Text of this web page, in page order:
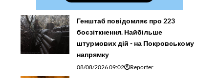
Генштаб повідомляє про 223
боєзіткнення. Найбільше
штурмових дій - на Покровському
напрямку
08/08/2026 09:02 Reporter